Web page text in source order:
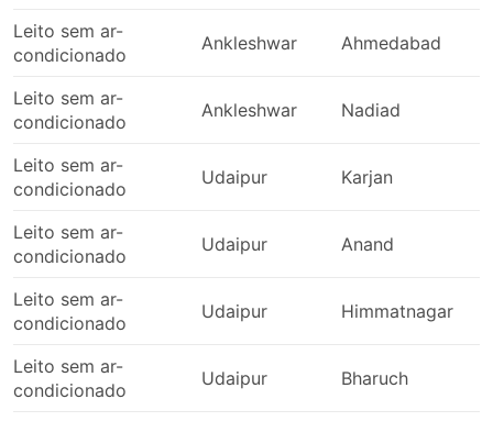
Leito sem ar-
condicionado
Ankleshwar Ahmedabad
Leito sem ar-
condicionado
Ankleshwar Nadiad
Leito sem ar-
condicionado
Udaipur Karjan
Leito sem ar-
condicionado
Udaipur Anand
Leito sem ar-
condicionado
Udaipur Himmatnagar
Leito sem ar-
condicionado
Udaipur Bharuch